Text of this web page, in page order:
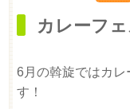
カレーフ
6月の斡旋ではカ
す！